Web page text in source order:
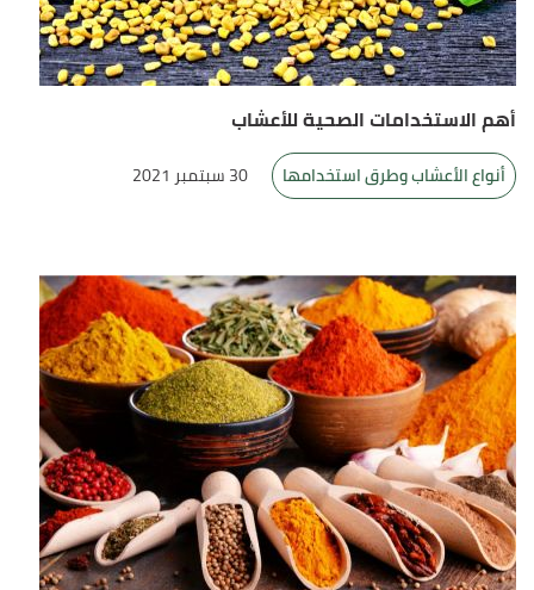
أهم الاستخدامات الصحية للأعشاب
أنواع الأعشاب وطرق استخدامها 30 سبتمبر 2021